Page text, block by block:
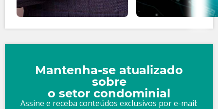
Mantenha-se atualizado
sobre
o setor condominial
Assine e receba conteúdos exclusivos por e-mail: